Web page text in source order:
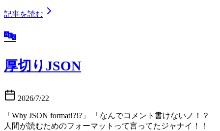
記事を読む
🔤
厚切りJSON
2026/7/22
「Why JSON format!?!?」 「なんでコメント書けないノ！？
人間が読むためのフォーマットって言ってたジャナイ！！